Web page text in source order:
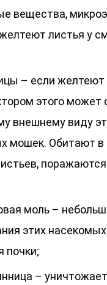
вещества,
листья у
– если желтеют
этого может
внешнему виду
мошек. Обитают
моль –
этих
почки;
–